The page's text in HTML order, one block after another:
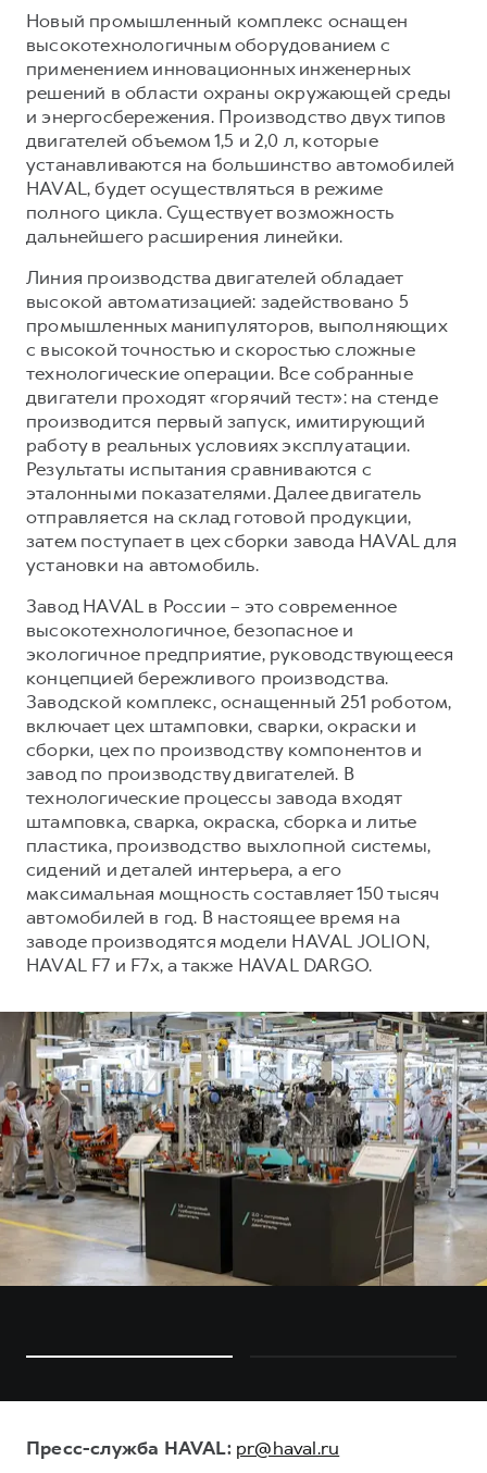
Новый промышленный комплекс оснащен
высокотехнологичным оборудованием с
применением инновационных инженерных
решений в области охраны окружающей среды
и энергосбережения. Производство двух типов
двигателей объемом 1,5 и 2,0 л, которые
устанавливаются на большинство автомобилей
HAVAL, будет осуществляться в режиме
полного цикла. Существует возможность
дальнейшего расширения линейки.
Линия производства двигателей обладает
высокой автоматизацией: задействовано 5
промышленных манипуляторов, выполняющих
с высокой точностью и скоростью сложные
технологические операции. Все собранные
двигатели проходят «горячий тест»: на стенде
производится первый запуск, имитирующий
работу в реальных условиях эксплуатации.
Результаты испытания сравниваются с
эталонными показателями. Далее двигатель
отправляется на склад готовой продукции,
затем поступает в цех сборки завода HAVAL для
установки на автомобиль.
Завод HAVAL в России – это современное
высокотехнологичное, безопасное и
экологичное предприятие, руководствующееся
концепцией бережливого производства.
Заводской комплекс, оснащенный 251 роботом,
включает цех штамповки, сварки, окраски и
сборки, цех по производству компонентов и
завод по производству двигателей. В
технологические процессы завода входят
штамповка, сварка, окраска, сборка и литье
пластика, производство выхлопной системы,
сидений и деталей интерьера, а его
максимальная мощность составляет 150 тысяч
автомобилей в год. В настоящее время на
заводе производятся модели HAVAL JOLION,
HAVAL F7 и F7x, а также HAVAL DARGO.
Пресс-служба HAVAL: pr@haval.ru